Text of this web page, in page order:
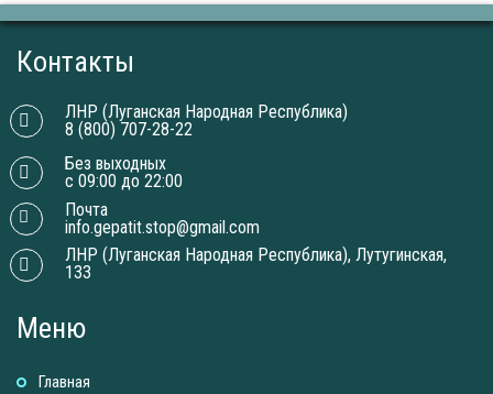
Контакты
ЛНР (Луганская Народная Республика)
8 (800) 707-28-22
Без выходных
с 09:00 до 22:00
Почта
info.gepatit.stop@gmail.com
ЛНР (Луганская Народная Республика), Лутугинская,
133
Меню
Главная